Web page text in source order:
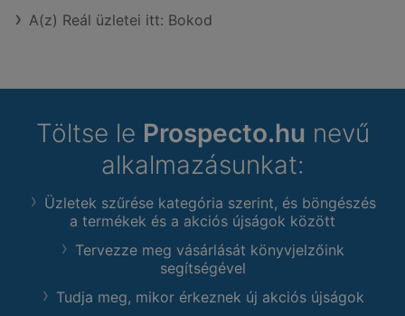
A(z) Reál üzletei itt: Bokod
Töltse le Prospecto.hu nevű
alkalmazásunkat:
Üzletek szűrése kategória szerint, és böngészés
a termékek és a akciós újságok között
Tervezze meg vásárlását könyvjelzőink
segítségével
Tudja meg, mikor érkeznek új akciós újságok